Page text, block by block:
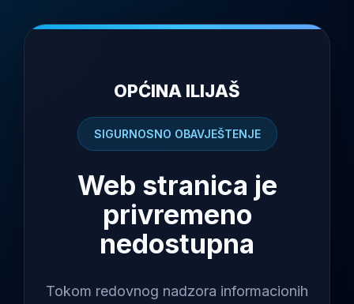
OPĆINA ILIJAŠ
SIGURNOSNO OBAVJEŠTENJE
Web stranica je
privremeno
nedostupna
Tokom redovnog nadzora informacionih